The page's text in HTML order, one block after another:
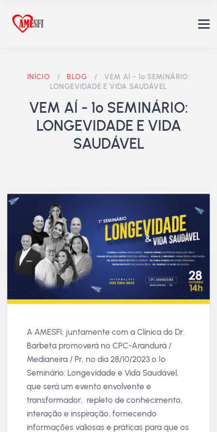
INÍCIO / BLOG /
VEM AÍ - 1º SEMINÁRIO:
LONGEVIDADE E VIDA SAUDÁVEL
VEM AÍ - 1º SEMINÁRIO:
LONGEVIDADE E VIDA
SAUDÁVEL
A AMESFI, juntamente com a Clínica do Dr.
Barbeta promoverá no CPC-Arandurá /
Medianeira / Pr, no dia 28/10/2023 o 1º
Seminário: Longevidade e Vida Saudável,
que será um evento envolvente e
transformador, repleto de conhecimento,
interação e inspiração, fornecendo
informações valiosas e práticas para que os